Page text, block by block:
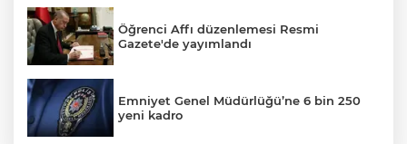
Öğrenci Affı düzenlemesi Resmi
Gazete'de yayımlandı
Emniyet Genel Müdürlüğü’ne 6 bin 250
yeni kadro